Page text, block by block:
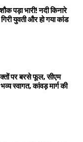
पड़ा भारी! नदी किनारे
युवती और हो गया कांड
पर बरसे फूल, सीएम
स्वागत, कांवड़ मार्ग की